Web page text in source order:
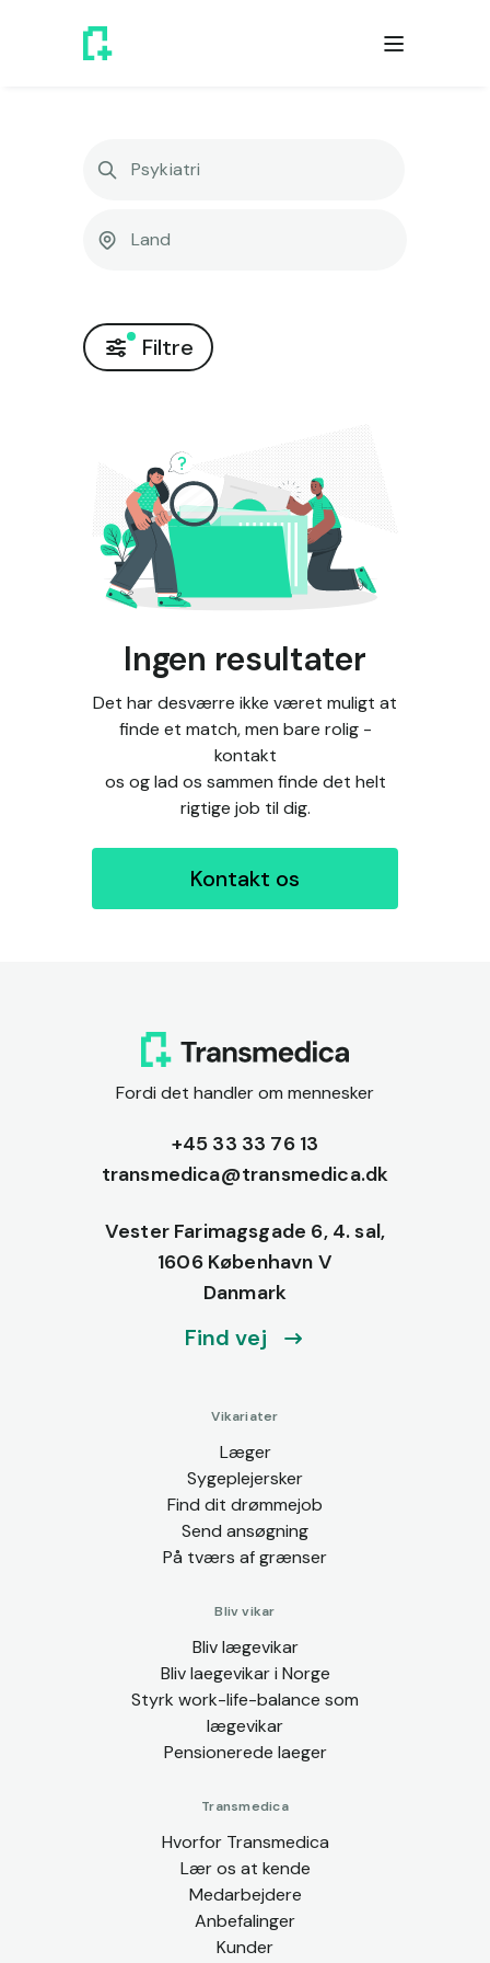
Filtre
Ingen resultater
Det har desværre ikke været muligt at
finde et match, men bare rolig -
kontakt
os og lad os sammen finde det helt
rigtige job til dig.
Kontakt os
Fordi det handler om mennesker
+45 33 33 76 13
transmedica@transmedica.dk
Vester Farimagsgade 6, 4. sal,
1606 København V
Danmark
Find vej
Vikariater
Læger
Sygeplejersker
Find dit drømmejob
Send ansøgning
På tværs af grænser
Bliv vikar
Bliv lægevikar
Bliv laegevikar i Norge
Styrk work-life-balance som
lægevikar
Pensionerede laeger
Transmedica
Hvorfor Transmedica
Lær os at kende
Medarbejdere
Anbefalinger
Kunder